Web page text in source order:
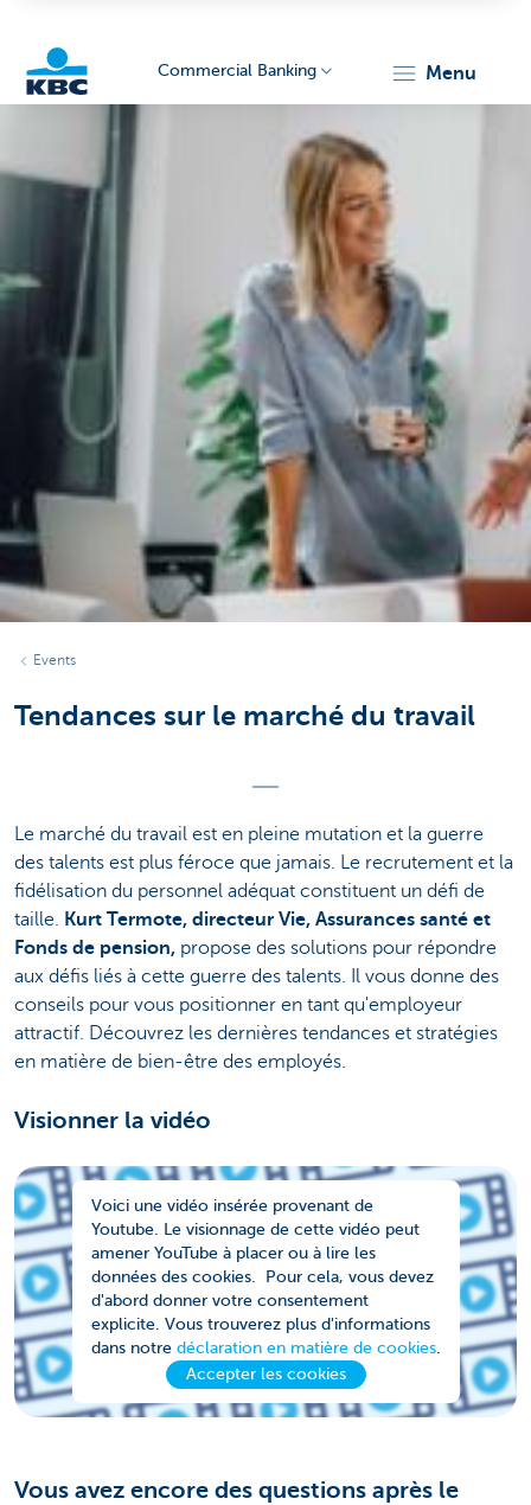
Commercial Banking menu
Events
Tendances sur le marché du travail
Le marché du travail est en pleine mutation et la guerre
des talents est plus féroce que jamais. Le recrutement et la
fidélisation du personnel adéquat constituent un défi de
taille. Kurt Termote, directeur Vie, Assurances santé et
Fonds de pension, propose des solutions pour répondre
aux défis liés à cette guerre des talents. Il vous donne des
conseils pour vous positionner en tant qu'employeur
attractif. Découvrez les dernières tendances et stratégies
en matière de bien-être des employés.
Visionner la vidéo
Voici une vidéo insérée provenant de
Youtube. Le visionnage de cette vidéo peut
amener YouTube à placer ou à lire les
données des cookies. Pour cela, vous devez
d'abord donner votre consentement
explicite. Vous trouverez plus d'informations
dans notre déclaration en matière de cookies.
Accepter les cookies
Vous avez encore des questions après le